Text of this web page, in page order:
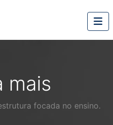
mais
focada no ensino.